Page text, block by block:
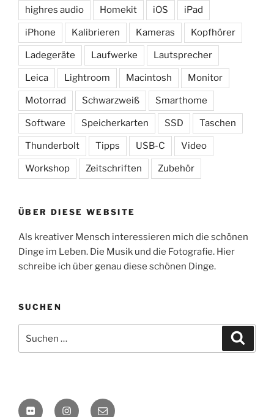
highres audio Homekit iOS iPad
iPhone Kalibrieren Kameras Kopfhörer
Ladegeräte Laufwerke Lautsprecher
Leica Lightroom Macintosh Monitor
Motorrad Schwarzweiß Smarthome
Software Speicherkarten SSD Taschen
Thunderbolt Tipps USB-C Video
Workshop Zeitschriften Zubehör
ÜBER DIESE WEBSITE
Als kreativer Mensch interessieren mich die schönen
Dinge im Leben. Die Musik und die Fotografie. Hier
schreibe ich über genau diese schönen Dinge.
SUCHEN
nach:
flickr Instagram
E-